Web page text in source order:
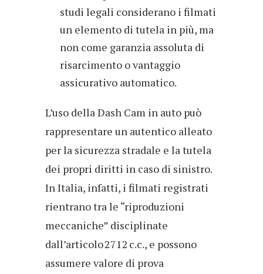
studi legali considerano i filmati
un elemento di tutela in più, ma
non come garanzia assoluta di
risarcimento o vantaggio
assicurativo automatico.
L’uso della Dash Cam in auto può
rappresentare un autentico alleato
per la sicurezza stradale e la tutela
dei propri diritti in caso di sinistro.
In Italia, infatti, i filmati registrati
rientrano tra le “riproduzioni
meccaniche” disciplinate
dall’articolo 2712 c.c., e possono
assumere valore di prova